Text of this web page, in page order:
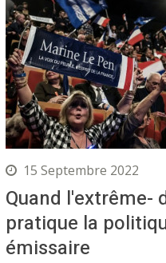
15 Septembre 2022
Quand l'extrême-
pratique la
émissaire